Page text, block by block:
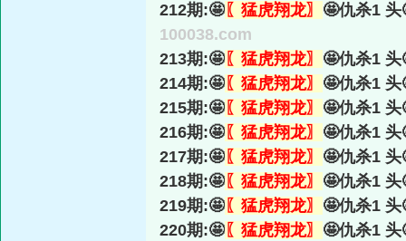
212期:🤩 〖猛虎翔龙〗 🤩仇杀1
100038.com
213期:🤩 〖猛虎翔龙〗 🤩仇杀1
214期:🤩 〖猛虎翔龙〗 🤩仇杀1
215期:🤩 〖猛虎翔龙〗 🤩仇杀1
216期:🤩 〖猛虎翔龙〗 🤩仇杀1
217期:🤩 〖猛虎翔龙〗 🤩仇杀1
218期:🤩 〖猛虎翔龙〗 🤩仇杀1
219期:🤩 〖猛虎翔龙〗 🤩仇杀1
220期:🤩 〖猛虎翔龙〗 🤩仇杀1